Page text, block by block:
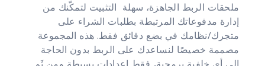
ملحقات الربط الجاهزة، سهلة التثبيت لتمكّنك من
إدارة مدفوعاتك المرتبطة بطلبات الشراء على
متجرك/نظامك في بضع دقائق فقط. هذه المجموعة
مصممة خصيصًا لنساعدك على الربط بدون الحاجة